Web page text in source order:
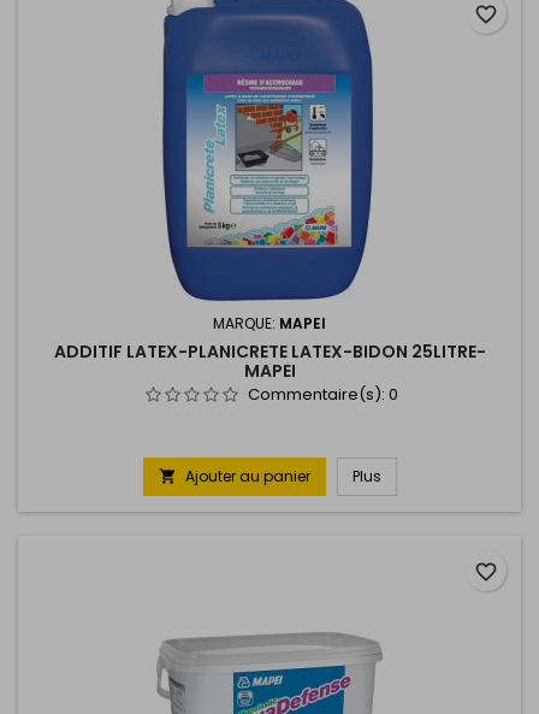
MARQUE: MAPEI
ADDITIF LATEX-PLANICRETE LATEX-BIDON 25LITRE-
MAPEI
Commentaire(s): 0
 Ajouter au panier Plus
favorite_border
favorite_border